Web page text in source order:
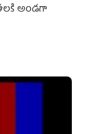
అండగా